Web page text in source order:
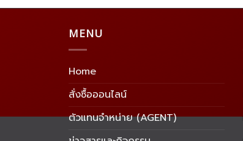
MENU
Home
สั่งซื้อออนไลน์
ตัวแทนจำหน่าย (AGENT)